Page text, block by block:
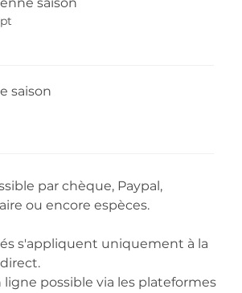
saison
saison
par chèque, Paypal,
ou encore espèces.
s'appliquent uniquement à la
ligne possible via les plateformes